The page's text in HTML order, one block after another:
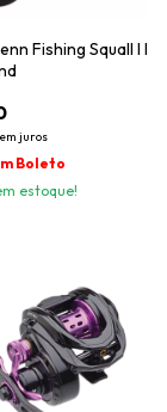
Fishing Squall I I
juros
Boleto
estoque!